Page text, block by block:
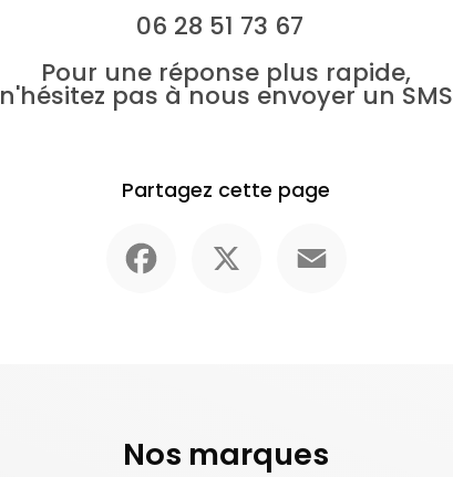
06 28 51 73 67
Pour une réponse plus rapide,
n'hésitez pas à nous envoyer un SMS
Partagez cette page
Nos marques